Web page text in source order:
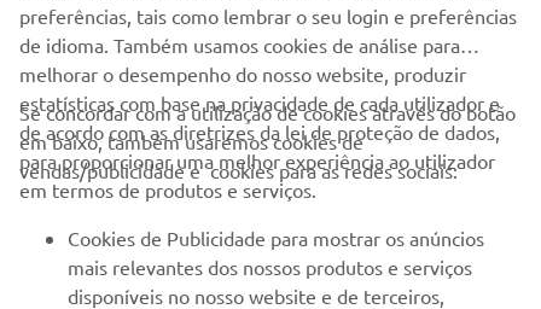
EMPRESA
MAIS YAMAHA
preferências, tais como lembrar o seu login e preferências
de idioma. Também usamos cookies de análise para
melhorar o desempenho do nosso website, produzir
estatísticas com base na privacidade de cada utilizador e
de acordo com as diretrizes da lei de proteção de dados,
para proporcionar uma melhor experiência ao utilizador
em termos de produtos e serviços.
Se concordar com a utilização de cookies através do botão
em baixo, também usaremos cookies de
vendas/publicidade e cookies para as redes sociais:
Cookies de Publicidade para mostrar os anúncios
mais relevantes dos nossos produtos e serviços
disponíveis no nosso website e de terceiros,